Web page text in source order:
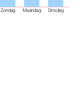
Zondag Maandag Dinsdag